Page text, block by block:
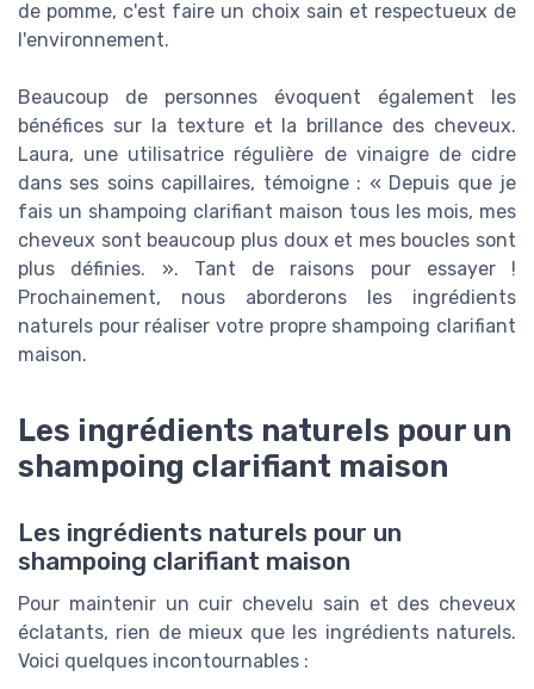
de pomme, c'est faire un choix sain et respectueux de
l'environnement.
Beaucoup de personnes évoquent également les
bénéfices sur la texture et la brillance des cheveux.
Laura, une utilisatrice régulière de vinaigre de cidre
dans ses soins capillaires, témoigne : « Depuis que je
fais un shampoing clarifiant maison tous les mois, mes
cheveux sont beaucoup plus doux et mes boucles sont
plus définies. ». Tant de raisons pour essayer !
Prochainement, nous aborderons les ingrédients
naturels pour réaliser votre propre shampoing clarifiant
maison.
Les ingrédients naturels pour un
shampoing clarifiant maison
Les ingrédients naturels pour un
shampoing clarifiant maison
Pour maintenir un cuir chevelu sain et des cheveux
éclatants, rien de mieux que les ingrédients naturels.
Voici quelques incontournables :